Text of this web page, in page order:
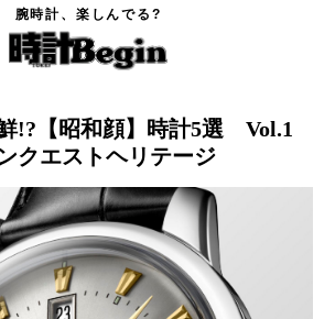
腕時計、楽しんでる?
顔】時計5選 Vol.1 ロンジンのコンクエストヘリテージ
!?【昭和顔】時計5選 Vol.1
クエストヘリテージ